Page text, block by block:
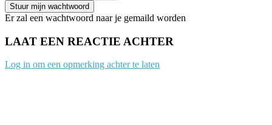
Er zal een wachtwoord naar je gemaild worden
LAAT EEN REACTIE ACHTER
Log in om een opmerking achter te laten